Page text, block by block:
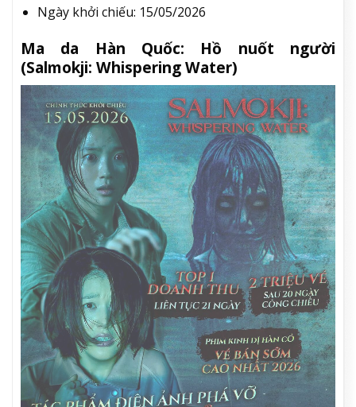
Ngày khởi chiếu: 15/05/2026
Ma da Hàn Quốc: Hồ nuốt người
(Salmokji: Whispering Water)